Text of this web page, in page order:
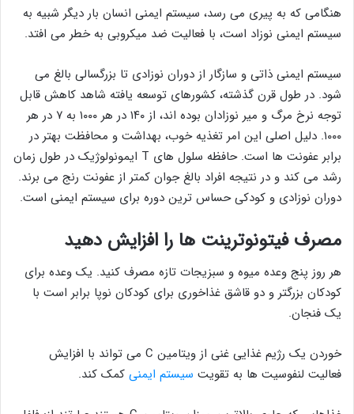
هنگامی که به پیری می رسد، سیستم ایمنی انسان بار دیگر شبیه به
سیستم ایمنی نوزاد است، با فعالیت ضد میکروبی به خطر می افتد.
سیستم ایمنی ذاتی و سازگار از دوران نوزادی تا بزرگسالی بالغ می
شود. در طول قرن گذشته، کشورهای توسعه یافته شاهد کاهش قابل
توجه نرخ مرگ و میر نوزادان بوده اند، از ۱۴۰ در هر ۱۰۰۰ به ۷ در هر
۱۰۰۰. دلیل اصلی این امر تغذیه خوب، بهداشت و محافظت بهتر در
برابر عفونت ها است. حافظه سلول های T ایمونولوژیک در طول زمان
رشد می کند و در نتیجه افراد بالغ جوان کمتر از عفونت رنج می برند.
دوران نوزادی و کودکی حساس ترین دوره برای سیستم ایمنی است.
مصرف فیتونوترینت ها را افزایش دهید
هر روز پنج وعده میوه و سبزیجات تازه مصرف کنید. یک وعده برای
کودکان بزرگتر و دو قاشق غذاخوری برای کودکان نوپا برابر است با
یک فنجان.
خوردن یک رژیم غذایی غنی از ویتامین C می تواند با افزایش
فعالیت لنفوسیت ها به تقویت سیستم ایمنی کمک کند.